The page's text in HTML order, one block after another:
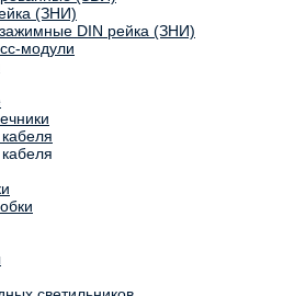
(ЗНИ)
DIN рейка (ЗНИ)
модули